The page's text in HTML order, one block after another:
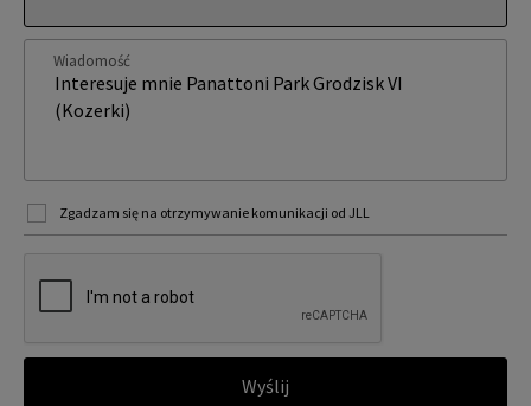
Wiadomość
Zgadzam się na otrzymywanie komunikacji od JLL
Wyślij